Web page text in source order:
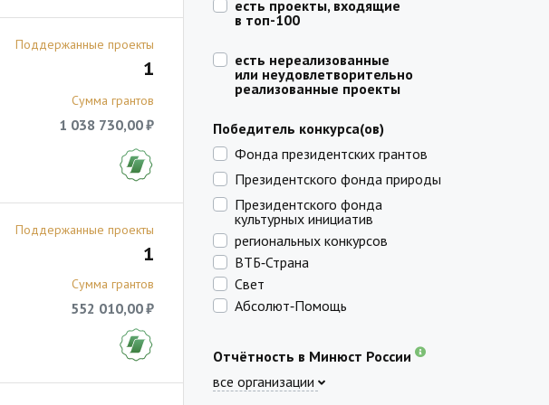
Поддержанные проекты
1
Сумма грантов
1 038 730,00 ₽
Поддержанные проекты
1
Сумма грантов
552 010,00 ₽
есть проекты, входящие
в топ-100
есть нереализованные
или неудовлетворительно
реализованные проекты
Победитель конкурса(ов)
Фонда президентских грантов
Президентского фонда природы
Президентского фонда
культурных инициатив
региональных конкурсов
ВТБ‑Страна
Свет
Абсолют‑Помощь
Отчётность в Минюст России
все организации